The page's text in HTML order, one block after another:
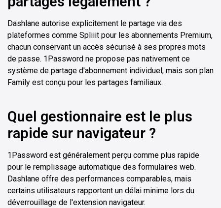
Dashlane autorise explicitement le partage via des
plateformes comme Spliiit pour les abonnements Premium,
chacun conservant un accès sécurisé à ses propres mots
de passe. 1Password ne propose pas nativement ce
système de partage d'abonnement individuel, mais son plan
Family est conçu pour les partages familiaux.
Quel gestionnaire est le plus
rapide sur navigateur ?
1Password est généralement perçu comme plus rapide
pour le remplissage automatique des formulaires web.
Dashlane offre des performances comparables, mais
certains utilisateurs rapportent un délai minime lors du
déverrouillage de l'extension navigateur.